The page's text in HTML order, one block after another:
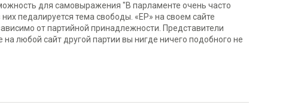
для самовыражения "В парламенте очень часто
педалируется тема свободы. «ЕР» на своем сайте
от партийной принадлежности. Представители
любой сайт другой партии вы нигде ничего подобного не